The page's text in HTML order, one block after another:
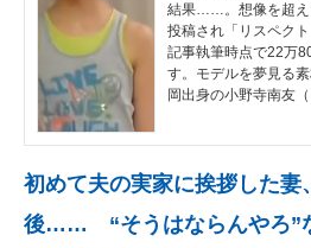
結果……。想像を超え
投稿され「リスペク
記事執筆時点で22万
す。モデルを夢見る
岡出身の小野寺南友
初めて夫の実家に挨拶した妻
後…… “そうはならんやろ”